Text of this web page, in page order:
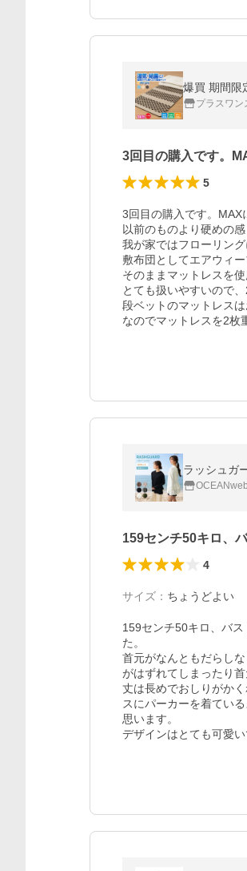
爆買 期間限
プラスワン
3回目の購入です。
5
3回目の購入です。MAX
以前のものより硬めの感
我が家ではフローリン
敷布団としてエアウィ
そのままマットレスを
とても扱いやすいので
段ベットのマットレス
なのでマットレスを2枚
159センチ50キロ、
4
サイズ ： ちょうどよい
159センチ50キロ、バ
た。
首元がなんともだらし
がはずれてしまったり
丈は長めでおしりがか
スにパーカーを着てい
思います。
デザインはとても可愛い